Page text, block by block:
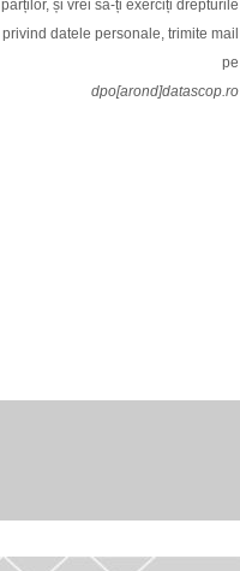
părților, și vrei să-ți exerciți drepturile
privind datele personale, trimite mail
pe
dpo[arond]datascop.ro